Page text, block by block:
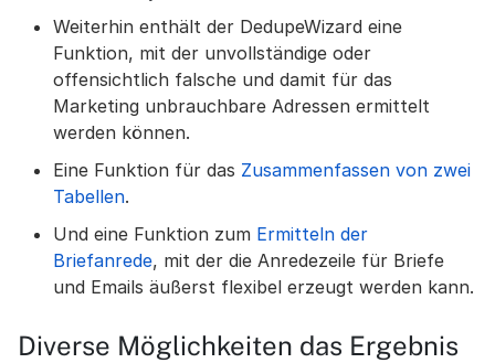
Weiterhin enthält der DedupeWizard eine
Funktion, mit der unvollständige oder
offensichtlich falsche und damit für das
Marketing unbrauchbare Adressen ermittelt
werden können.
Eine Funktion für das Zusammenfassen von zwei
Tabellen.
Und eine Funktion zum Ermitteln der
Briefanrede, mit der die Anredezeile für Briefe
und Emails äußerst flexibel erzeugt werden kann.
Diverse Möglichkeiten das Ergebnis